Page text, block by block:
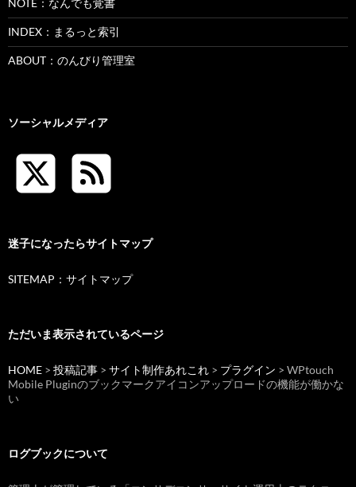
INDEX：まるっと索引
ABOUT：のんびり管理室
ソーシャルメディア
迷子になったらサイトマップ
SITEMAP：サイトマップ
ただいま表示されているページ
HOME > 投稿記事 > サイト制作あれこれ > プラグイン > WPtouch
Mobile Pluginのブックマークアイコンアップロードの機能が働かな
い
ログブックについて